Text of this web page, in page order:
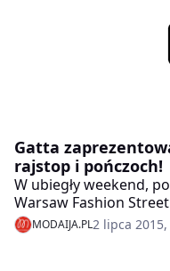
Gatta
rajstop i pończoch!
W ubiegły weekend,
Warsaw Fashion
wyjątkową Wystawę
mieli okazję zapoznać
MODAIJA.PL2 lipca